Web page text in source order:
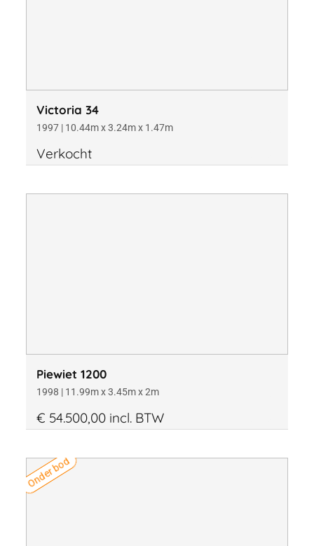
Victoria 34
1997 | 10.44m x 3.24m x 1.47m
Verkocht
Piewiet 1200
1998 | 11.99m x 3.45m x 2m
€ 54.500,00 incl. BTW
Onder bod